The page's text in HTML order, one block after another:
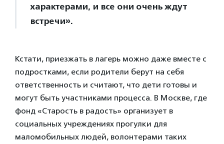
характерами, и все они очень ждут
встречи».
Кстати, приезжать в лагерь можно даже вместе с
подростками, если родители берут на себя
ответственность и считают, что дети готовы и
могут быть участниками процесса. В Москве, где
фонд «Старость в радость» организует в
социальных учреждениях прогулки для
маломобильных людей, волонтерами таких